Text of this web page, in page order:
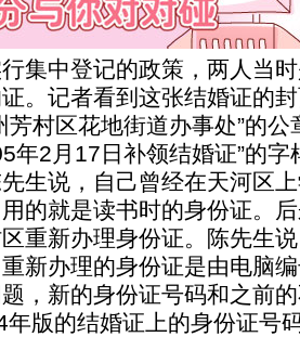
集中登记的政策，两人当
。记者看到这张结婚证的
芳村区花地街道办事处”的
年2月17日补领结婚证”的字
说，自己曾经在天河区上
的就是读书时的身份证。
重新办理身份证。陈先生
新办理的身份证是由电脑
，新的身份证号码和之前
年版的结婚证上的身份证号